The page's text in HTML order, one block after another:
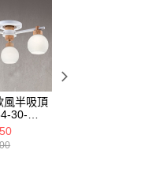
可使用
不負相關責
司將視審查
使用之情
取法律行
風半吸頂
30-